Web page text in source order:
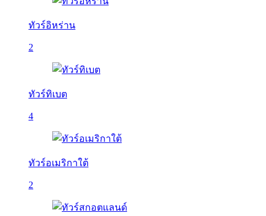
ทัวร์อิหร่าน
2
ทัวร์ทิเบต
4
ทัวร์อเมริกาใต้
2